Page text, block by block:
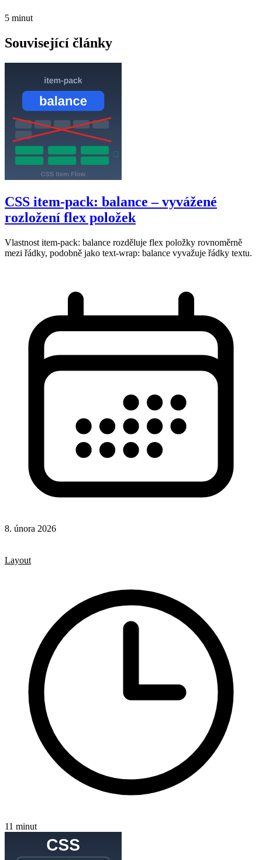
5 minut
Související články
CSS item-pack: balance – vyvážené
rozložení flex položek
Vlastnost item-pack: balance rozděluje flex položky rovnoměrně
mezi řádky, podobně jako text-wrap: balance vyvažuje řádky textu.
8. února 2026
Layout
11 minut